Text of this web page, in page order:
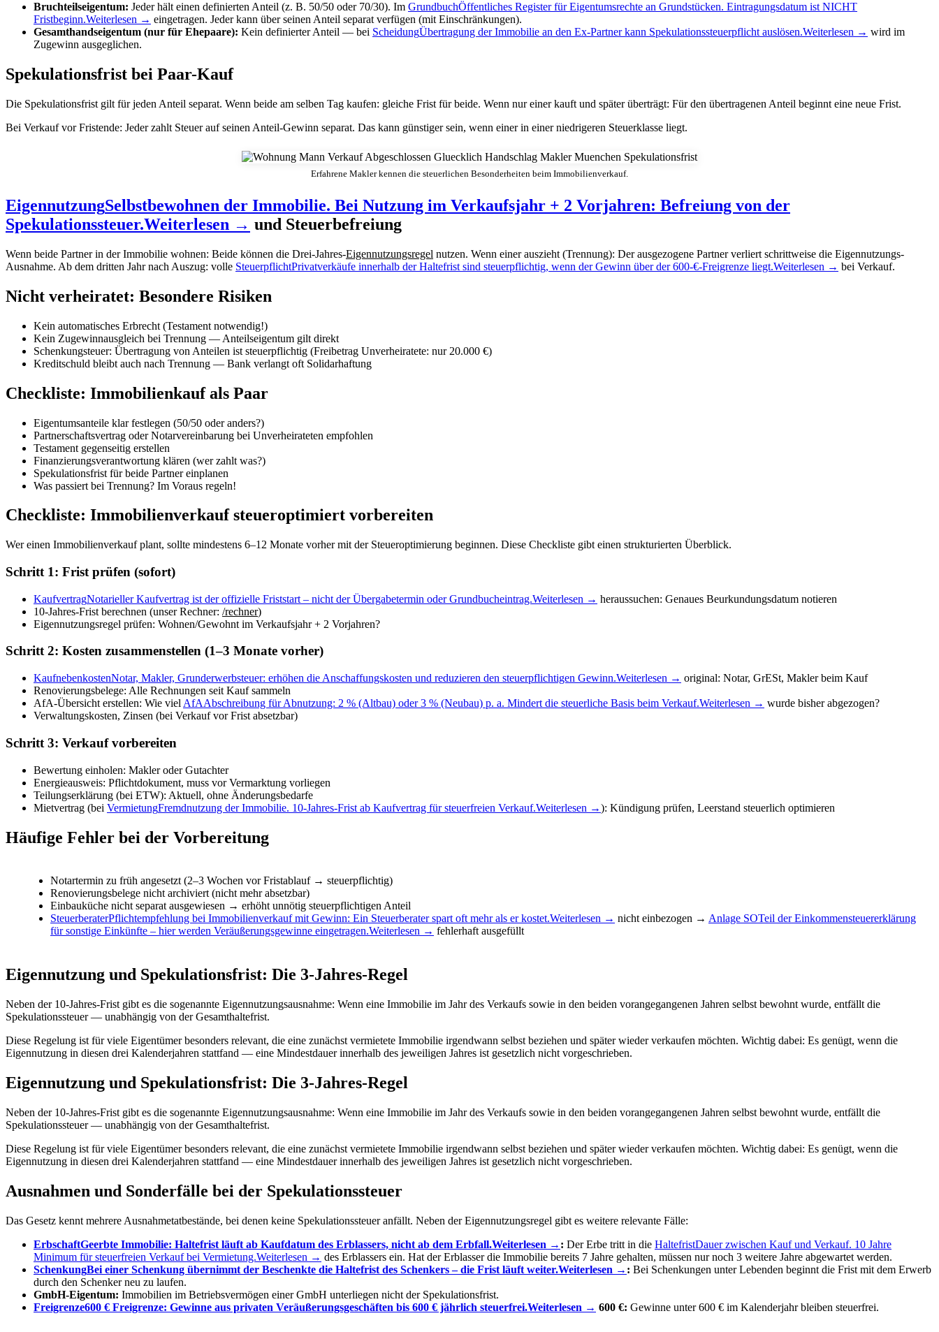
Bruchteilseigentum: Jeder hält einen definierten Anteil (z. B. 50/50 oder 70/30). Im GrundbuchÖffentliches Register für Eigentumsrechte an Grundstücken. Eintragungsdatum ist NICHT
Fristbeginn.Weiterlesen → eingetragen. Jeder kann über seinen Anteil separat verfügen (mit Einschränkungen).
Gesamthandseigentum (nur für Ehepaare): Kein definierter Anteil — bei ScheidungÜbertragung der Immobilie an den Ex-Partner kann Spekulationssteuerpflicht auslösen.Weiterlesen → wird im
Zugewinn ausgeglichen.
Spekulationsfrist bei Paar-Kauf
Die Spekulationsfrist gilt für jeden Anteil separat. Wenn beide am selben Tag kaufen: gleiche Frist für beide. Wenn nur einer kauft und später überträgt: Für den übertragenen Anteil beginnt eine neue Frist.
Bei Verkauf vor Fristende: Jeder zahlt Steuer auf seinen Anteil-Gewinn separat. Das kann günstiger sein, wenn einer in einer niedrigeren Steuerklasse liegt.
Erfahrene Makler kennen die steuerlichen Besonderheiten beim Immobilienverkauf.
EigennutzungSelbstbewohnen der Immobilie. Bei Nutzung im Verkaufsjahr + 2 Vorjahren: Befreiung von der
Spekulationssteuer.Weiterlesen → und Steuerbefreiung
Wenn beide Partner in der Immobilie wohnen: Beide können die Drei-Jahres-Eigennutzungsregel nutzen. Wenn einer auszieht (Trennung): Der ausgezogene Partner verliert schrittweise die Eigennutzungs-
Ausnahme. Ab dem dritten Jahr nach Auszug: volle SteuerpflichtPrivatverkäufe innerhalb der Haltefrist sind steuerpflichtig, wenn der Gewinn über der 600-€-Freigrenze liegt.Weiterlesen → bei Verkauf.
Nicht verheiratet: Besondere Risiken
Kein automatisches Erbrecht (Testament notwendig!)
Kein Zugewinnausgleich bei Trennung — Anteilseigentum gilt direkt
Schenkungsteuer: Übertragung von Anteilen ist steuerpflichtig (Freibetrag Unverheiratete: nur 20.000 €)
Kreditschuld bleibt auch nach Trennung — Bank verlangt oft Solidarhaftung
Checkliste: Immobilienkauf als Paar
Eigentumsanteile klar festlegen (50/50 oder anders?)
Partnerschaftsvertrag oder Notarvereinbarung bei Unverheirateten empfohlen
Testament gegenseitig erstellen
Finanzierungsverantwortung klären (wer zahlt was?)
Spekulationsfrist für beide Partner einplanen
Was passiert bei Trennung? Im Voraus regeln!
Checkliste: Immobilienverkauf steueroptimiert vorbereiten
Wer einen Immobilienverkauf plant, sollte mindestens 6–12 Monate vorher mit der Steueroptimierung beginnen. Diese Checkliste gibt einen strukturierten Überblick.
Schritt 1: Frist prüfen (sofort)
KaufvertragNotarieller Kaufvertrag ist der offizielle Friststart – nicht der Übergabetermin oder Grundbucheintrag.Weiterlesen → heraussuchen: Genaues Beurkundungsdatum notieren
10-Jahres-Frist berechnen (unser Rechner: /rechner)
Eigennutzungsregel prüfen: Wohnen/Gewohnt im Verkaufsjahr + 2 Vorjahren?
Schritt 2: Kosten zusammenstellen (1–3 Monate vorher)
KaufnebenkostenNotar, Makler, Grunderwerbsteuer: erhöhen die Anschaffungskosten und reduzieren den steuerpflichtigen Gewinn.Weiterlesen → original: Notar, GrESt, Makler beim Kauf
Renovierungsbelege: Alle Rechnungen seit Kauf sammeln
AfA-Übersicht erstellen: Wie viel AfAAbschreibung für Abnutzung: 2 % (Altbau) oder 3 % (Neubau) p. a. Mindert die steuerliche Basis beim Verkauf.Weiterlesen → wurde bisher abgezogen?
Verwaltungskosten, Zinsen (bei Verkauf vor Frist absetzbar)
Schritt 3: Verkauf vorbereiten
Bewertung einholen: Makler oder Gutachter
Energieausweis: Pflichtdokument, muss vor Vermarktung vorliegen
Teilungserklärung (bei ETW): Aktuell, ohne Änderungsbedarfe
Mietvertrag (bei VermietungFremdnutzung der Immobilie. 10-Jahres-Frist ab Kaufvertrag für steuerfreien Verkauf.Weiterlesen →): Kündigung prüfen, Leerstand steuerlich optimieren
Häufige Fehler bei der Vorbereitung
Notartermin zu früh angesetzt (2–3 Wochen vor Fristablauf → steuerpflichtig)
Renovierungsbelege nicht archiviert (nicht mehr absetzbar)
Einbauküche nicht separat ausgewiesen → erhöht unnötig steuerpflichtigen Anteil
SteuerberaterPflichtempfehlung bei Immobilienverkauf mit Gewinn: Ein Steuerberater spart oft mehr als er kostet.Weiterlesen → nicht einbezogen → Anlage SOTeil der Einkommensteuererklärung
für sonstige Einkünfte – hier werden Veräußerungsgewinne eingetragen.Weiterlesen → fehlerhaft ausgefüllt
Eigennutzung und Spekulationsfrist: Die 3-Jahres-Regel
Neben der 10-Jahres-Frist gibt es die sogenannte Eigennutzungsausnahme: Wenn eine Immobilie im Jahr des Verkaufs sowie in den beiden vorangegangenen Jahren selbst bewohnt wurde, entfällt die
Spekulationssteuer — unabhängig von der Gesamthaltefrist.
Diese Regelung ist für viele Eigentümer besonders relevant, die eine zunächst vermietete Immobilie irgendwann selbst beziehen und später wieder verkaufen möchten. Wichtig dabei: Es genügt, wenn die
Eigennutzung in diesen drei Kalenderjahren stattfand — eine Mindestdauer innerhalb des jeweiligen Jahres ist gesetzlich nicht vorgeschrieben.
Eigennutzung und Spekulationsfrist: Die 3-Jahres-Regel
Neben der 10-Jahres-Frist gibt es die sogenannte Eigennutzungsausnahme: Wenn eine Immobilie im Jahr des Verkaufs sowie in den beiden vorangegangenen Jahren selbst bewohnt wurde, entfällt die
Spekulationssteuer — unabhängig von der Gesamthaltefrist.
Diese Regelung ist für viele Eigentümer besonders relevant, die eine zunächst vermietete Immobilie irgendwann selbst beziehen und später wieder verkaufen möchten. Wichtig dabei: Es genügt, wenn die
Eigennutzung in diesen drei Kalenderjahren stattfand — eine Mindestdauer innerhalb des jeweiligen Jahres ist gesetzlich nicht vorgeschrieben.
Ausnahmen und Sonderfälle bei der Spekulationssteuer
Das Gesetz kennt mehrere Ausnahmetatbestände, bei denen keine Spekulationssteuer anfällt. Neben der Eigennutzungsregel gibt es weitere relevante Fälle:
ErbschaftGeerbte Immobilie: Haltefrist läuft ab Kaufdatum des Erblassers, nicht ab dem Erbfall.Weiterlesen → : Der Erbe tritt in die HaltefristDauer zwischen Kauf und Verkauf. 10 Jahre
Minimum für steuerfreien Verkauf bei Vermietung.Weiterlesen → des Erblassers ein. Hat der Erblasser die Immobilie bereits 7 Jahre gehalten, müssen nur noch 3 weitere Jahre abgewartet werden.
SchenkungBei einer Schenkung übernimmt der Beschenkte die Haltefrist des Schenkers – die Frist läuft weiter.Weiterlesen → : Bei Schenkungen unter Lebenden beginnt die Frist mit dem Erwerb
durch den Schenker neu zu laufen.
GmbH-Eigentum: Immobilien im Betriebsvermögen einer GmbH unterliegen nicht der Spekulationsfrist.
Freigrenze600 € Freigrenze: Gewinne aus privaten Veräußerungsgeschäften bis 600 € jährlich steuerfrei.Weiterlesen → 600 €: Gewinne unter 600 € im Kalenderjahr bleiben steuerfrei.